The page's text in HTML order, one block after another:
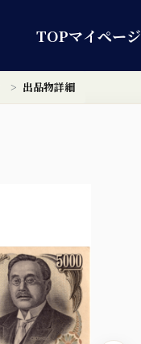
TOPマイページ
出品物詳細